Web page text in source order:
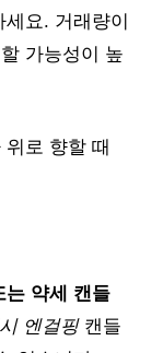
요. 거래량이
가능성이 높
로 향할 때
는 약세 캔들
엔걸핑캔들